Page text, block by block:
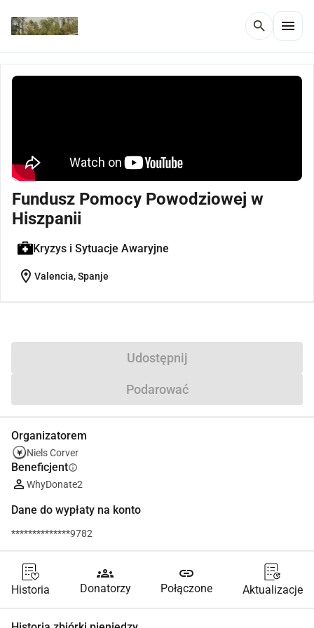
search menu
Fundusz Pomocy Powodziowej w
Hiszpanii
Kryzys i Sytuacje Awaryjne
location_on Valencia, Spanje
Udostępnij
Podarować
Organizatorem
Niels Corver
Beneficjentinfo
WhyDonate2
Dane do wypłaty na konto
**************9782
Historia
groups
Donatorzy
link
Połączone Aktualizacje